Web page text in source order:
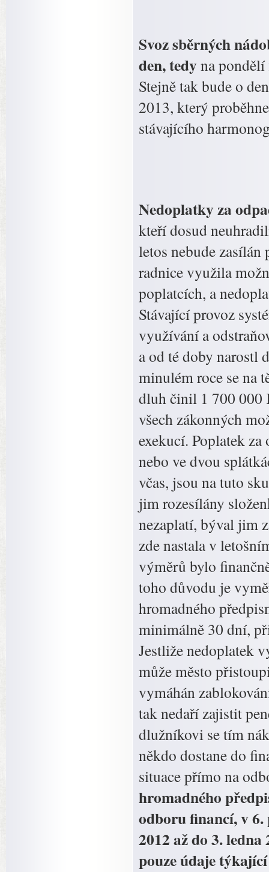
Svoz sběrných
den, tedyna
Stejně tak bude o
2013, který
stávajícího
Nedoplatky za
kteří dosud
letos nebude
radnice využila
poplatcích, a
Stávající provoz
využívání a
a od té doby
minulém roce se na
dluh činil 1 700 000
všech zákonných
exekucí. Poplatek
nebo ve dvou
včas, jsou na tuto
jim rozesílány
nezaplatí, býval jim
zde nastala v
výměrů bylo
toho důvodu je
hromadného
minimálně 30 dní,
Jestliže nedoplatek
může město
vymáhán
tak nedaří zajistit
dlužníkovi se tím
někdo dostane do
situace přímo na
hromadného
odboru financí, v
2012 až do 3.
pouze údaje